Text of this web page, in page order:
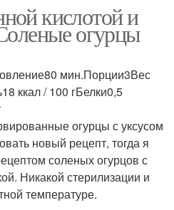
Огурцы с перцем
перцем
Острые огурцы
кислотой и
огурцы
мин.Порции3Вес
ккал / 100 гБелки0,5
огурцы с уксусом
новый рецепт, тогда я
соленых огурцов с
Никакой стерилизации и
температуре.